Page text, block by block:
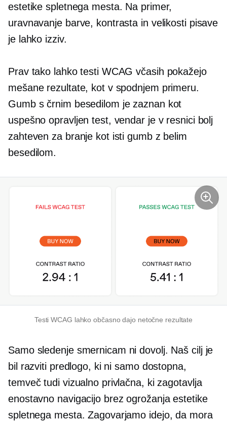
estetike spletnega mesta. Na primer,
uravnavanje barve, kontrasta in velikosti pisave
je lahko izziv.
Prav tako lahko testi WCAG včasih pokažejo
mešane rezultate, kot v spodnjem primeru.
Gumb s črnim besedilom je zaznan kot
uspešno opravljen test, vendar je v resnici bolj
zahteven za branje kot isti gumb z belim
besedilom.
Testi WCAG lahko občasno dajo netočne rezultate
Samo sledenje smernicam ni dovolj. Naš cilj je
bil razviti predlogo, ki ni samo dostopna,
temveč tudi vizualno privlačna, ki zagotavlja
enostavno navigacijo brez ogrožanja estetike
spletnega mesta. Zagovarjamo idejo, da mora